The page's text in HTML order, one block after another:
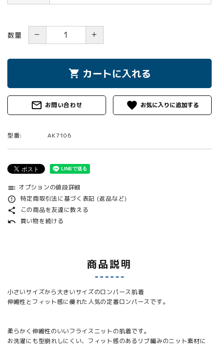
数量 － ＋
shopping_cart カートに入れる
mail_outline お問い合わせ favorite
型番: AK7106
toc オプションの値段詳細
error_outline 特定商取引法に基づく表記 (返品など)
share この商品を友達に教える
undo 買い物を続ける
商品説明
小さいサイズから大きいサイズのロンパース肌着
伸縮性とフィット感に優れた人気の定番ロンパースです。
柔らかく伸縮性のいいフライスニットの肌着です。
お洗濯にも型崩れしにくい、フィット感のあるリブ編みのニット素材に